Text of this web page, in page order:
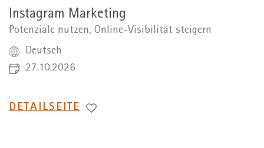
Instagram Marketing
Potenziale nutzen, Online-Visibilität steigern
Deutsch
27.10.2026
WECHSEL
DETAILSEITE